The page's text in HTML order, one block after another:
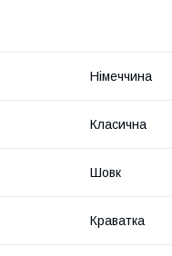
Німеччина
Класична
Шовк
Краватка